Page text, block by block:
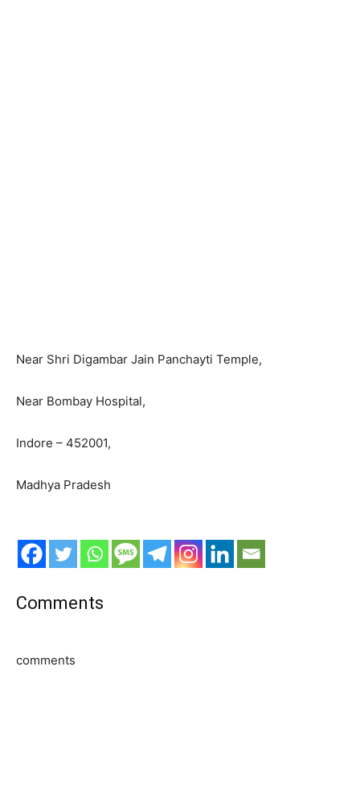
Near Shri Digambar Jain Panchayti Temple,
Near Bombay Hospital,
Indore – 452001,
Madhya Pradesh
Comments
comments